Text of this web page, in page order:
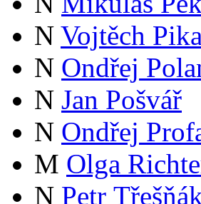
N Vojtěch
N Ondřej
N Jan Pošvář
N Ondřej
M Olga
N Petr